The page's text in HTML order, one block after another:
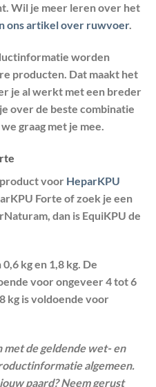
Wil je meer leren over het
ons artikel over ruwvoer.
worden
producten. Dat maakt het
je al werkt met een breder
over de beste combinatie
graag met je mee.
voor HeparKPU
Forte of zoek je een
dan is EquiKPU de
kg en 1,8 kg. De
voor ongeveer 4 tot 6
kg is voldoende voor
met de geldende wet- en
algemeen.
paard? Neem gerust